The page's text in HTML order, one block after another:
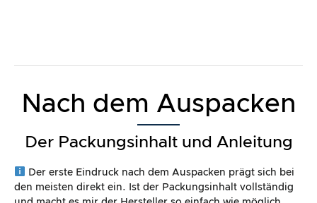
Nach dem Auspacken
Der Packungsinhalt und Anleitung
Der erste Eindruck nach dem Auspacken prägt sich bei
den meisten direkt ein. Ist der Packungsinhalt vollständig